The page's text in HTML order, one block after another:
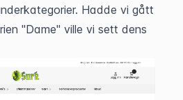
Hadde vi gått
"Dame" ville vi sett dens